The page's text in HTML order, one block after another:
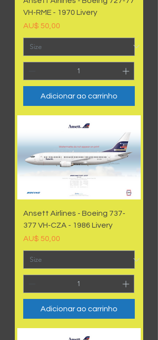
VH-RME - 1970 Livery
Preço
AU$ 50,00
Adicionar ao carrinho
Ansett Airlines - Boeing 737-
377 VH-CZA - 1986 Livery
Preço
AU$ 50,00
Adicionar ao carrinho